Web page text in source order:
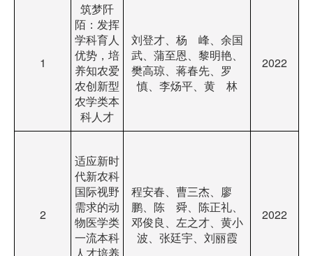
1
筑梦阡
陌：发挥
学科育人
优势，培
养知农爱
农创新型
农学类本
科人才
刘登才、杨 峰、余国
武、蒲至恩、黎明艳、
樊高琼、蒋春先、罗
慎、李炀平、黄 林
2022
2
适应新时
代新农科
国际视野
需求的动
物医学类
一流本科
程安春、曹三杰、廖
鹏、陈 舜、陈正礼、
邓俊良、左之才、黄小
波、张廷宇、刘丽霞
2022